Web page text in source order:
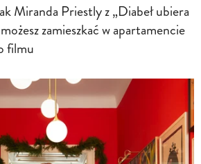
Miranda Priestly z „Diabeł ubiera
zamieszkać w apartamencie
filmu